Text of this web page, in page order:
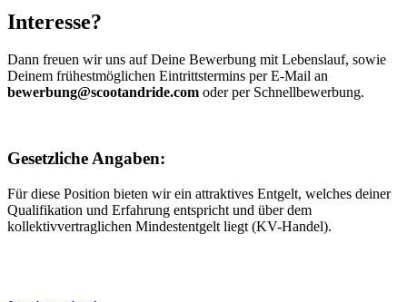
Interesse?
Dann freuen wir uns auf Deine Bewerbung mit Lebenslauf, sowie
Deinem frühestmöglichen Eintrittstermins per E-Mail an
bewerbung@scootandride.com oder per Schnellbewerbung.
Gesetzliche Angaben:
Für diese Position bieten wir ein attraktives Entgelt, welches deiner
Qualifikation und Erfahrung entspricht und über dem
kollektivvertraglichen Mindestentgelt liegt (KV-Handel).